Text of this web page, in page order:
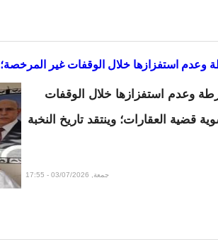
وعدم استفزازها خلال الوقفات غير المرخصة؛
وعدم استفزازها خلال الوقفات
قضية العقارات؛ وينتقد تاريخ النخبة
جمعة, 03/07/2026 - 17:55